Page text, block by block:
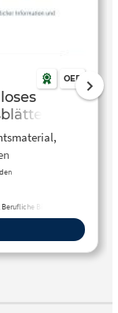
OER
und
Bildung